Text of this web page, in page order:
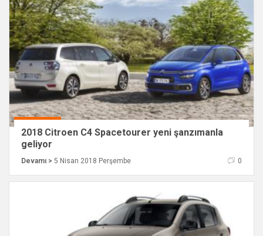
2018 Citroen C4 Spacetourer yeni şanzımanla
geliyor
Devamı > 5 Nisan 2018 Perşembe 0